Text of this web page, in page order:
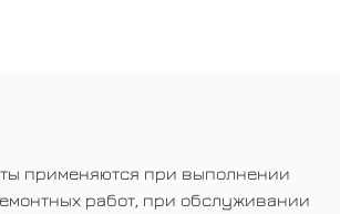
применяются при выполнении
работ, при обслуживании